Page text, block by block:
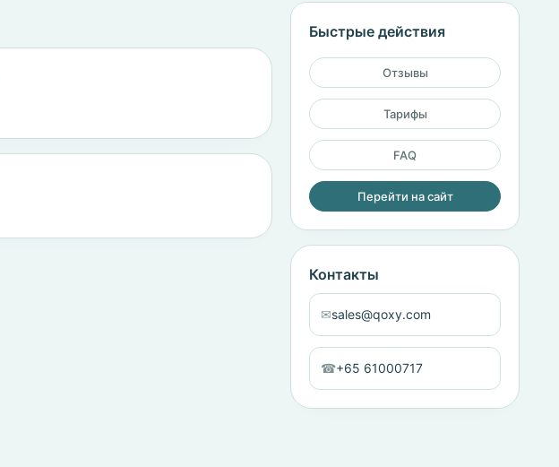
Быстрые действия
Отзывы
Тарифы
FAQ
Перейти на сайт
Контакты
✉sales@qoxy.com
☎+65 61000717